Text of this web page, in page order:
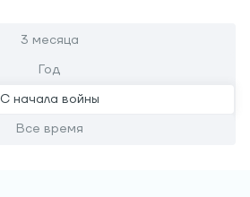
3 месяца
Год
С начала войны
Все время